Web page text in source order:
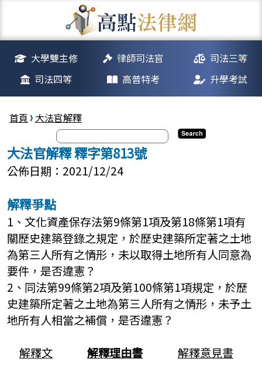
大學雙主修 律師司法官
司法三等
司法四等
高普特考 升學考試
首頁 大法官解釋
大法官解釋 釋字第813號
公佈日期：2021/12/24
解釋爭點
1、文化資產保存法第9條第1項及第18條第1項有
關歷史建築登錄之規定，於歷史建築所定著之土地
為第三人所有之情形，未以取得土地所有人同意為
要件，是否違憲？
2、同法第99條第2項及第100條第1項規定，於歷
史建築所定著之土地為第三人所有之情形，未予土
地所有人相當之補償，是否違憲？
解釋文
解釋理由書 解釋意見書